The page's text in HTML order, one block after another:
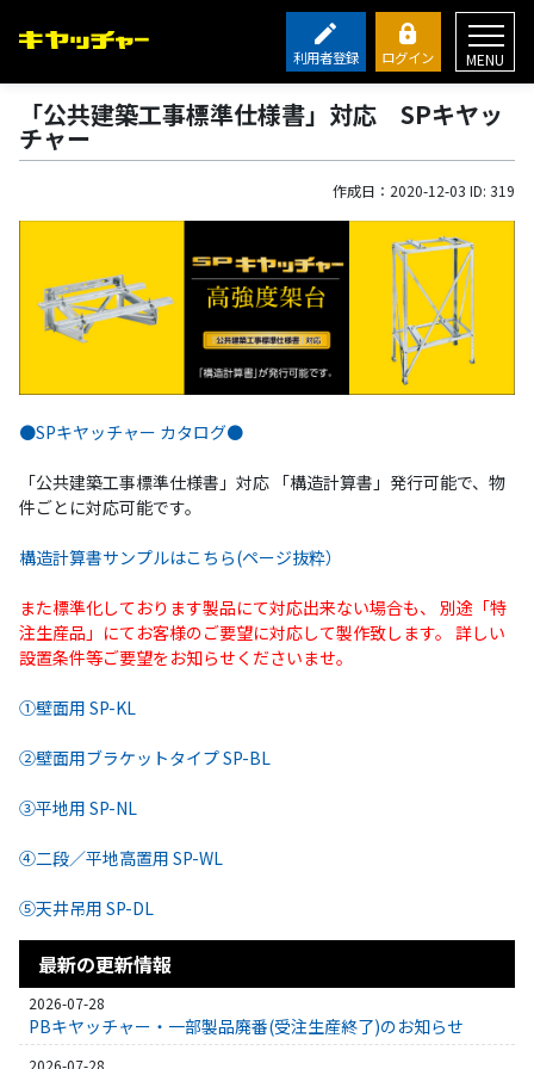
利用者登録 ログイン MENU
最新の更新情報
2026-07-28
PBキヤッチャー・一部製品廃番(受注生産終了)のお知らせ
2026-07-28
「公共建築工事標準仕様書」対応 SPキヤッ
チャー
作成日：2020-12-03 ID: 319
●SPキヤッチャー カタログ●
「公共建築工事標準仕様書」対応 「構造計算書」発行可能で、物
件ごとに対応可能です。
構造計算書サンプルはこちら(ページ抜粋）
また標準化しております製品にて対応出来ない場合も、 別途「特
注生産品」にてお客様のご要望に対応して製作致します。 詳しい
設置条件等ご要望をお知らせくださいませ。
①壁面用 SP-KL
②壁面用ブラケットタイプ SP-BL
③平地用 SP-NL
④二段／平地高置用 SP-WL
⑤天井吊用 SP-DL